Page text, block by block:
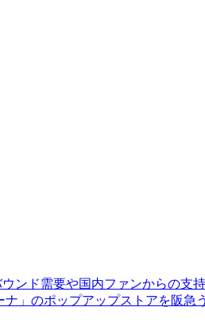
ンド需要や国内ファンからの
」のポップアップストアを阪